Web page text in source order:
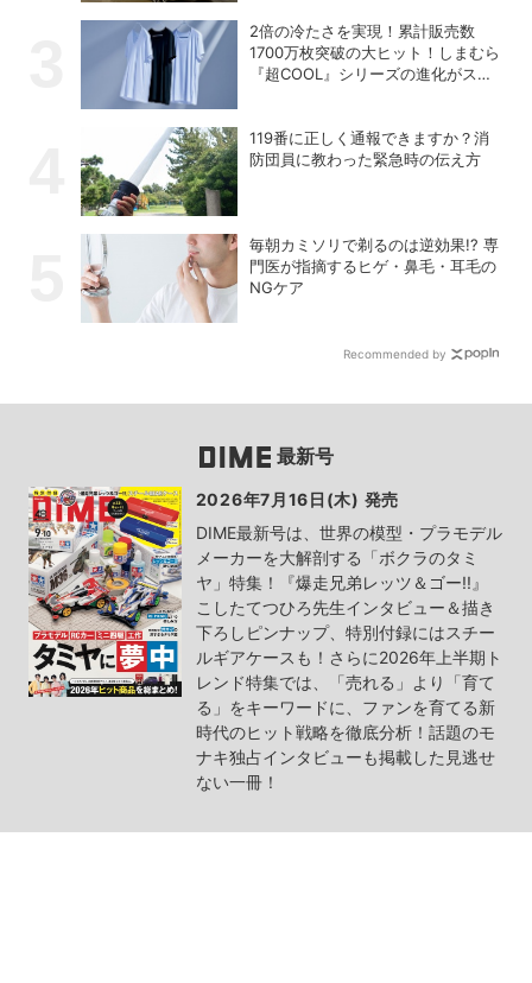
2倍の冷たさを実現！累計販売数
1700万枚突破の大ヒット！しまむら
『超COOL』シリーズの進化がスゴ
119番に正しく通報できますか？消
防団員に教わった緊急時の伝え方
毎朝カミソリで剃るのは逆効果!? 専
門医が指摘するヒゲ・鼻毛・耳毛の
NGケア
Recommended by
最新号
2026年7月16日(木) 発売
DIME最新号は、世界の模型・プラモデル
メーカーを大解剖する「ボクラのタミ
ヤ」特集！『爆走兄弟レッツ＆ゴー!!』
こしたてつひろ先生インタビュー＆描き
下ろしピンナップ、特別付録にはスチー
ルギアケースも！さらに2026年上半期ト
レンド特集では、「売れる」より「育て
る」をキーワードに、ファンを育てる新
時代のヒット戦略を徹底分析！話題のモ
ナキ独占インタビューも掲載した見逃せ
ない一冊！